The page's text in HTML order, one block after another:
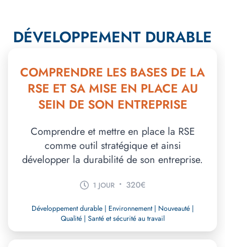
DÉVELOPPEMENT DURABLE
COMPRENDRE LES BASES DE LA
RSE ET SA MISE EN PLACE AU
SEIN DE SON ENTREPRISE
Comprendre et mettre en place la RSE
comme outil stratégique et ainsi
développer la durabilité de son entreprise.
1 JOUR • 320€
Développement durable | Environnement | Nouveauté |
Qualité | Santé et sécurité au travail